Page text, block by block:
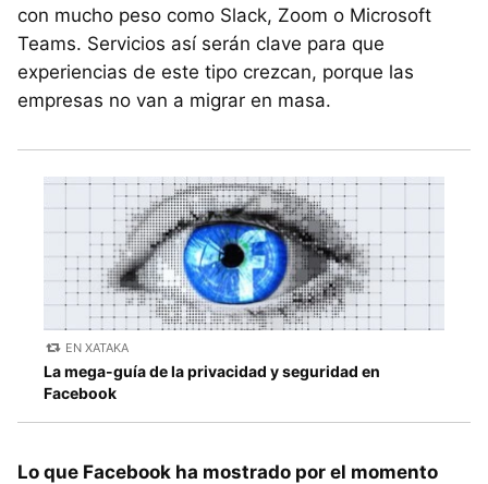
con mucho peso como Slack, Zoom o Microsoft
Teams. Servicios así serán clave para que
experiencias de este tipo crezcan, porque las
empresas no van a migrar en masa.
EN XATAKA
La mega-guía de la privacidad y seguridad en
Facebook
Lo que Facebook ha mostrado por el momento